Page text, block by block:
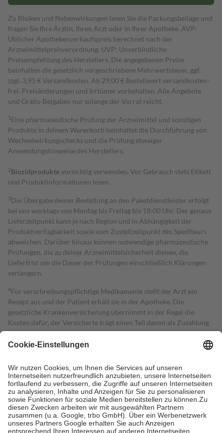
Zu Risiken und Nebenwirkungen lesen Sie die Packungsbeilage und
fragen Sie Ihre Ärztin, Ihren Arzt oder in Ihrer Apotheke. AVP:
Üblicher Apothekenverkaufspreis berechnet nach der
Arzneimittelpreisverordnung. UVP: Unverbindliche
Preisempfehlung des Herstellers. Die angegebenen Preise
beinhalten die gesetzlich vorgeschriebene Mehrwertsteuer, ggf.
zzgl. 3,95 € Versandkosten. Ab 29,00 € Bestell­wert versand­kosten­
frei. Preisänderungen und Irrtümer vorbehalten. Alle Angebote
und Gratis-Beigaben nur solange der Vorrat reicht.
1 Eine pharmazeutische Prüfung der Arzneimittel und sonstigen
Produkte in deinem Warenkorb beinhaltet die Durchführung von
Wechselwirkungschecks und die Prüfung etwaiger
Anwendungshinweise des Herstellers.
2Biozidproduktevorsichtig verwenden. Vor Gebrauch stets Etikett
und Produktinformationen lesen.
3Die Übergabe deiner Bestellung an den Paketdienstleister erfolgt
bei uns werktags von Montag bis Freitag bis 18:00 Uhr. Der genaue
Lieferzeitpunkt kann je nach Region und in Abhängigkeit der
Produktverfügbarkeit sowie vom Zustellzeitpunkt des Spediteurs
abweichen. Darüber hinaus können notwendige pharmazeutische
Prüfungen, die zu deiner Arzneimittelsicherheit dienen, die
Lieferfrist um die Dauer der Prüfungen einschließlich Klärungen
verlängern.
4Für verschreibungspflichtige Medikamente stellt der Arzt ein
Rezept aus und der Patient erhält sie in der Apotheke. Die
gesetzliche Krankenversicherung übernimmt in der Regel die
Kosten dafür, der Versicherte trägt einen Teil davon als Zuzahlung
mit.
Grundsätzlich leisten Mitglieder Zuzahlungen in Höhe von zehn
höchstens zehn Euro.
Es sind jedoch nie mehr als die tatsächlichen
Kosten der Leistung zu entrichten.
Diese Regeln gelten grundsätzlich auch für Online-Apotheken.
Bei Heilmitteln und häuslicher Krankenpflege beträgt die
Zuzahlung zehn Prozent der Kosten sowie zehn Euro je
Verordnung.
Um das Engagement der Versicherten für ihre eigene Gesundheit zu